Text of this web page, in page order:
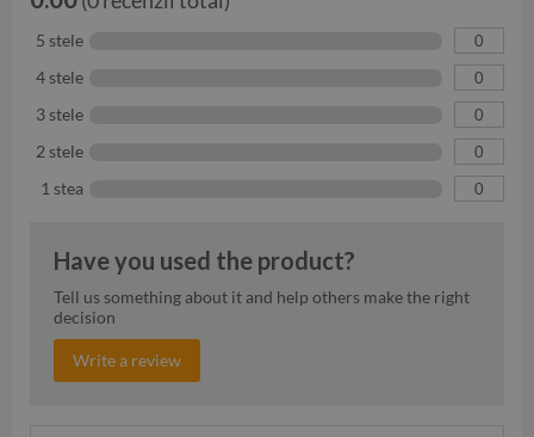
5 stele 0
4 stele 0
3 stele 0
2 stele 0
1 stea 0
Have you used the product?
Tell us something about it and help others make the right
decision
Write a review